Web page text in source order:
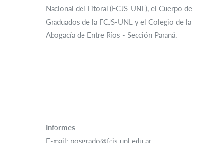
Nacional del Litoral (FCJS-UNL), el Cuerpo de
Graduados de la FCJS-UNL y el Colegio de la
Abogacía de Entre Ríos - Sección Paraná.
Informes
E-mail: posgrado@fcjs.unl.edu.ar